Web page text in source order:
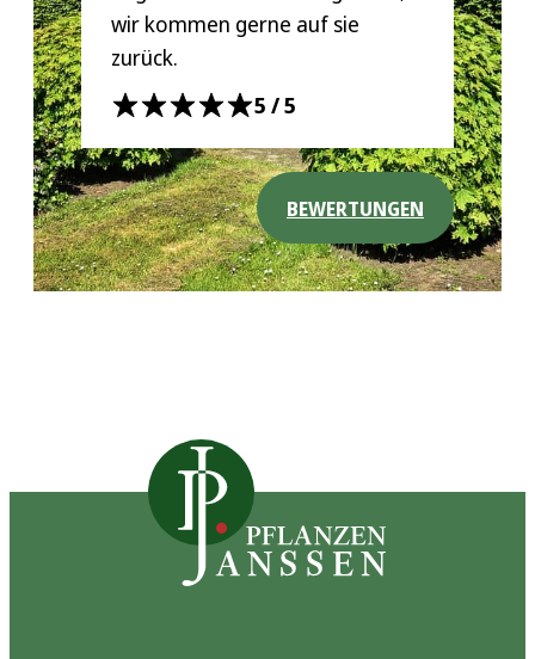
wir kommen gerne auf sie
zurück.
5/5
BEWERTUNGEN